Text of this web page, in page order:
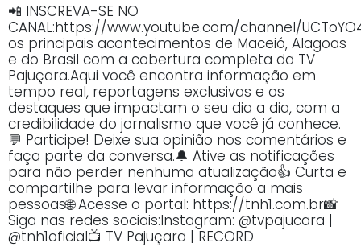
📲 INSCREVA-SE NO
CANAL:https://www.youtube.com/channel/
os principais acontecimentos de Maceió, Alagoas
e do Brasil com a cobertura completa da TV
Pajuçara.Aqui você encontra informação em
tempo real, reportagens exclusivas e os
destaques que impactam o seu dia a dia, com a
credibilidade do jornalismo que você já conhece.
💬 Participe! Deixe sua opinião nos comentários e
faça parte da conversa.🔔 Ative as notificações
para não perder nenhuma atualização👍 Curta e
compartilhe para levar informação a mais
pessoas🌐 Acesse o portal: https://tnh1.com.br📸
Siga nas redes sociais:Instagram: @tvpajucara |
@tnh1oficial📺 TV Pajuçara | RECORD